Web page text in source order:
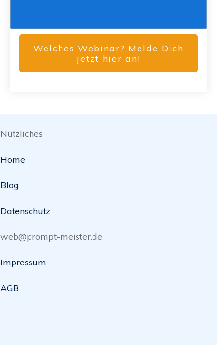
Welches Webinar? Melde Dich
jetzt hier an!
Nützliches
Home
Blog
Datenschutz
web@prompt-meister.de
Impressum
AGB